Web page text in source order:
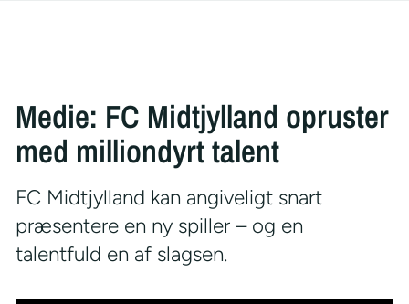
Medie: FC Midtjylland opruster
med milliondyrt talent
FC Midtjylland kan angiveligt snart
præsentere en ny spiller – og en
talentfuld en af slagsen.